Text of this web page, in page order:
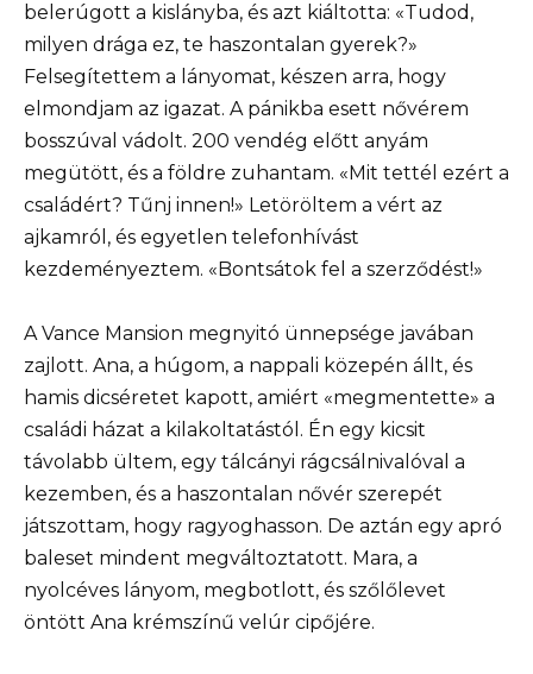
belerúgott a kislányba, és azt kiáltotta: «Tudod,
milyen drága ez, te haszontalan gyerek?»
Felsegítettem a lányomat, készen arra, hogy
elmondjam az igazat. A pánikba esett nővérem
bosszúval vádolt. 200 vendég előtt anyám
megütött, és a földre zuhantam. «Mit tettél ezért a
családért? Tűnj innen!» Letöröltem a vért az
ajkamról, és egyetlen telefonhívást
kezdeményeztem. «Bontsátok fel a szerződést!»
A Vance Mansion megnyitó ünnepsége javában
zajlott. Ana, a húgom, a nappali közepén állt, és
hamis dicséretet kapott, amiért «megmentette» a
családi házat a kilakoltatástól. Én egy kicsit
távolabb ültem, egy tálcányi rágcsálnivalóval a
kezemben, és a haszontalan nővér szerepét
játszottam, hogy ragyoghasson. De aztán egy apró
baleset mindent megváltoztatott. Mara, a
nyolcéves lányom, megbotlott, és szőlőlevet
öntött Ana krémszínű velúr cipőjére.